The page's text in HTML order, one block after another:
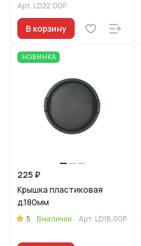
Арт. LD22.00P
В корзину
НОВИНКА
225 ₽
Крышка пластиковая
д.180мм
5 В наличии Арт. LD18.00P